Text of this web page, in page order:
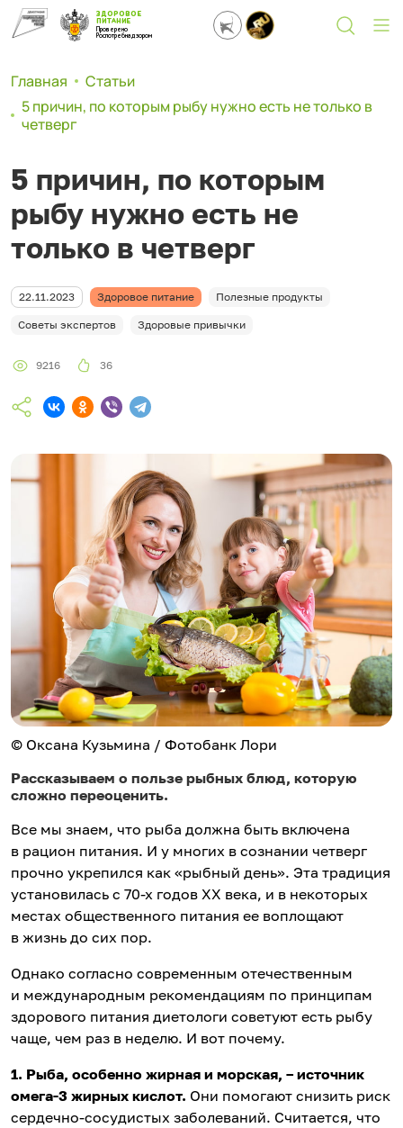
ЗДОРОВОЕ
ПИТАНИЕ
Проверено
Роспотребнадзором
Главная
Статьи
5 причин, по которым рыбу нужно есть не только в
четверг
5 причин, по которым
рыбу нужно есть не
только в четверг
22.11.2023 Здоровое питание Полезные продукты
Советы экспертов Здоровые привычки
9216 36
© Оксана Кузьмина / Фотобанк Лори
Рассказываем о пользе рыбных блюд, которую
сложно переоценить.
Все мы знаем, что рыба должна быть включена
в рацион питания. И у многих в сознании четверг
прочно укрепился как «рыбный день». Эта традиция
установилась с 70-х годов XX века, и в некоторых
местах общественного питания ее воплощают
в жизнь до сих пор.
Однако согласно современным отечественным
и международным рекомендациям по принципам
здорового питания диетологи советуют есть рыбу
чаще, чем раз в неделю. И вот почему.
1. Рыба, особенно жирная и морская, – источник
омега-3 жирных кислот. Они помогают снизить риск
сердечно-сосудистых заболеваний. Считается, что